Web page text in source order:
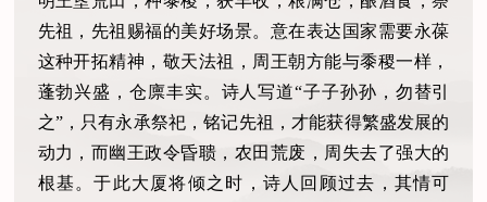
先祖，先祖赐福的美好场景。意在表达国家需要永葆
这种开拓精神，敬天法祖，周王朝方能与黍稷一样，
蓬勃兴盛，仓廪丰实。诗人写道“子子孙孙，勿替引
之”，只有永承祭祀，铭记先祖，才能获得繁盛发展的
动力，而幽王政令昏聩，农田荒废，周失去了强大的
根基。于此大厦将倾之时，诗人回顾过去，其情可